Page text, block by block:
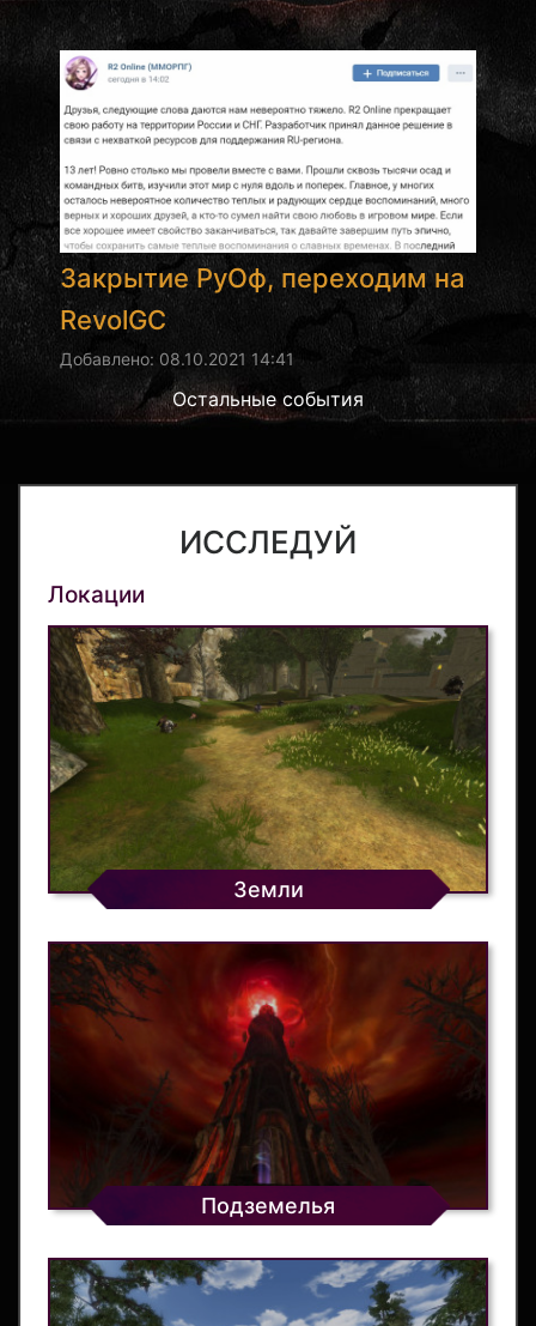
Закрытие РуОф, переходим на
RevolGC
Добавлено: 08.10.2021 14:41
Остальные события
ИССЛЕДУЙ
Локации
Земли
Подземелья